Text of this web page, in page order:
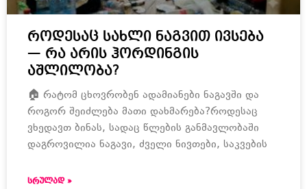
როდესაც სახლი ნაგვით ივსება
— რა არის ჰორდინგის
აშლილობა?
🏠 რატომ ცხოვრობენ ადამიანები ნაგავში და
როგორ შეიძლება მათი დახმარება?როდესაც
ვხედავთ ბინას, სადაც წლების განმავლობაში
დაგროვილია ნაგავი, ძველი ნივთები, საკვების
ᲡᲠᲣᲚᲐᲓ »